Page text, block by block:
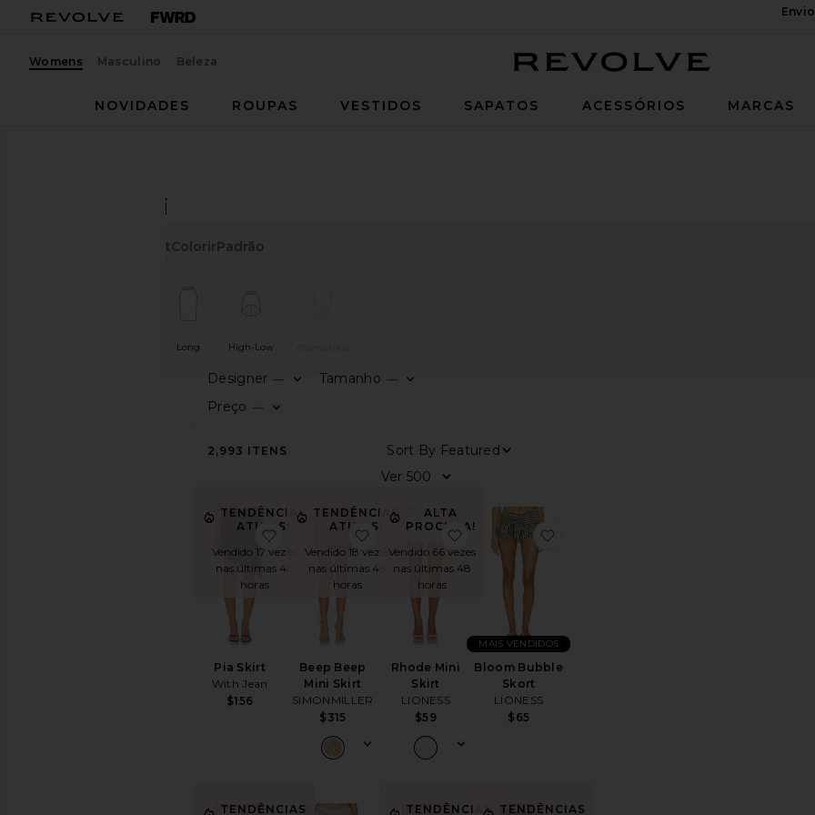
Womens Masculino Beleza
NOVIDADES
ROUPAS VESTIDOS SAPATOS ACESSÓRIOS MARCAS
Mini
CutColorirPadrão
Long High-Low
Designer —
Tamanho —
Preço —
2,993 ITENS
Sort By
TENDÊNCIAS
ATUAIS!
Vendido 17 vezes
nas últimas 48
horas
Pia Skirt
With Jean
$156
favoritoPia Skirt
TENDÊNCIAS
ATUAIS!
Vendido 18 vezes
nas últimas 48
horas
Beep Beep
Mini Skirt
SIMONMILLER
$315
favoritoBeep Beep Mini Skirt
ALTA
PROCURA!
Vendido 66 vezes
nas últimas 48
horas
Rhode Mini
Skirt
LIONESS
$59
favoritoRhode Mini Skirt
Bloom Bubble
Skort
LIONESS
$65
MAIS VENDIDOS
TENDÊNCIAS
TENDÊNCIAS TENDÊNCIAS